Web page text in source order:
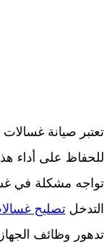
تعتبر صيانة غسالات
للحفاظ على أداء
تواجه مشكلة في
التدخل تصليح
تدهور وظائف